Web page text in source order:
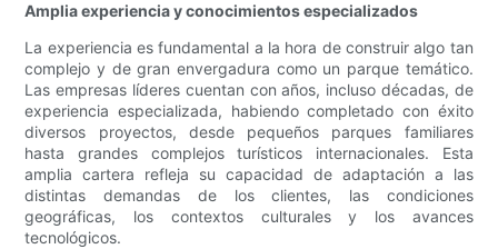
Amplia experiencia y conocimientos especializados
La experiencia es fundamental a la hora de construir algo tan
complejo y de gran envergadura como un parque temático.
Las empresas líderes cuentan con años, incluso décadas, de
experiencia especializada, habiendo completado con éxito
diversos proyectos, desde pequeños parques familiares
hasta grandes complejos turísticos internacionales. Esta
amplia cartera refleja su capacidad de adaptación a las
distintas demandas de los clientes, las condiciones
geográficas, los contextos culturales y los avances
tecnológicos.